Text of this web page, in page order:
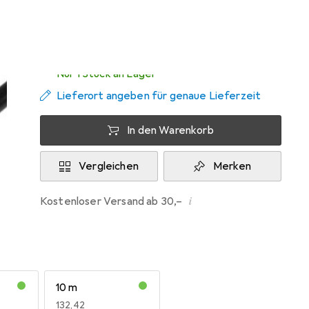
Nur 1 Stück an Lager
Lieferort angeben für genaue Lieferzeit
In den Warenkorb
Vergleichen Merken
Kostenloser Versand ab 30,– i
10 m
EUR
132,42